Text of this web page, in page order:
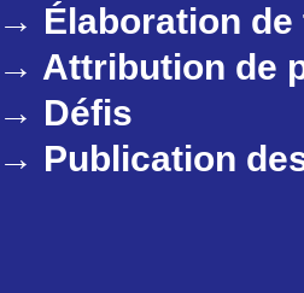
→ Élaboration de
→ Attribution de
→ Défis
→ Publication